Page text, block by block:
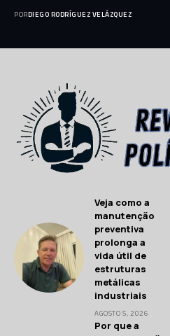
PORDIEGO RODRÍGUEZ VELÁZQUEZ
Veja como a
manutenção
preventiva
prolonga a
vida útil de
estruturas
metálicas
industriais
AGOSTO 5, 2026
Por que a